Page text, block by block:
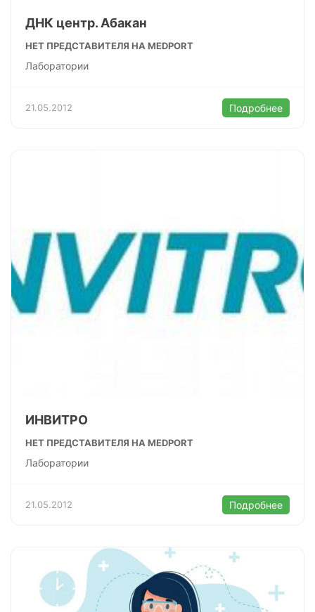
ДНК центр. Абакан
НЕТ ПРЕДСТАВИТЕЛЯ НА MEDPORT
Лаборатории
21.05.2012 Подробнее
ИНВИТРО
НЕТ ПРЕДСТАВИТЕЛЯ НА MEDPORT
Лаборатории
21.05.2012 Подробнее